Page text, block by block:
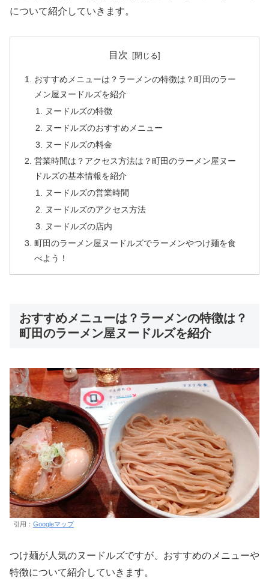
について紹介していきます。
目次
おすすめメニューは？ラーメンの特徴は？町田のラー
メン屋ヌードルズを紹介
ヌードルズの特徴
ヌードルズのおすすめメニュー
ヌードルズの料金
営業時間は？アクセス方法は？町田のラーメン屋ヌー
ドルズの基本情報を紹介
ヌードルズの営業時間
ヌードルズのアクセス方法
ヌードルズの店内
町田のラーメン屋ヌードルズでラーメンやつけ麺を食
べよう！
おすすめメニューは？ラーメンの特徴は？
町田のラーメン屋ヌードルズを紹介
引用： Googleマップ
つけ麺が人気のヌードルズですが、おすすめのメニューや
特徴について紹介していきます。